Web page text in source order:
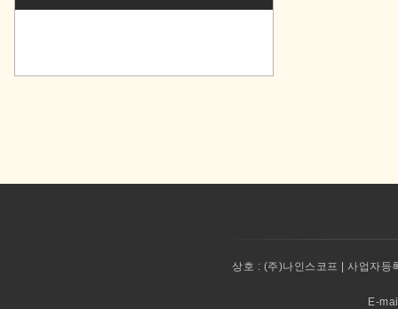
상호 : (주)나인스코프 | 사업자
E-